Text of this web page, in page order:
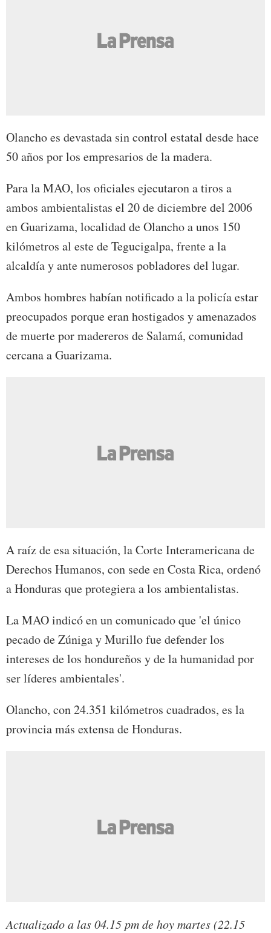
Olancho es devastada sin control estatal desde hace
50 años por los empresarios de la madera.
Para la MAO, los oficiales ejecutaron a tiros a
ambos ambientalistas el 20 de diciembre del 2006
en Guarizama, localidad de Olancho a unos 150
kilómetros al este de Tegucigalpa, frente a la
alcaldía y ante numerosos pobladores del lugar.
Ambos hombres habían notificado a la policía estar
preocupados porque eran hostigados y amenazados
de muerte por madereros de Salamá, comunidad
cercana a Guarizama.
A raíz de esa situación, la Corte Interamericana de
Derechos Humanos, con sede en Costa Rica, ordenó
a Honduras que protegiera a los ambientalistas.
La MAO indicó en un comunicado que 'el único
pecado de Zúniga y Murillo fue defender los
intereses de los hondureños y de la humanidad por
ser líderes ambientales'.
Olancho, con 24.351 kilómetros cuadrados, es la
provincia más extensa de Honduras.
Actualizado a las 04.15 pm de hoy martes (22.15